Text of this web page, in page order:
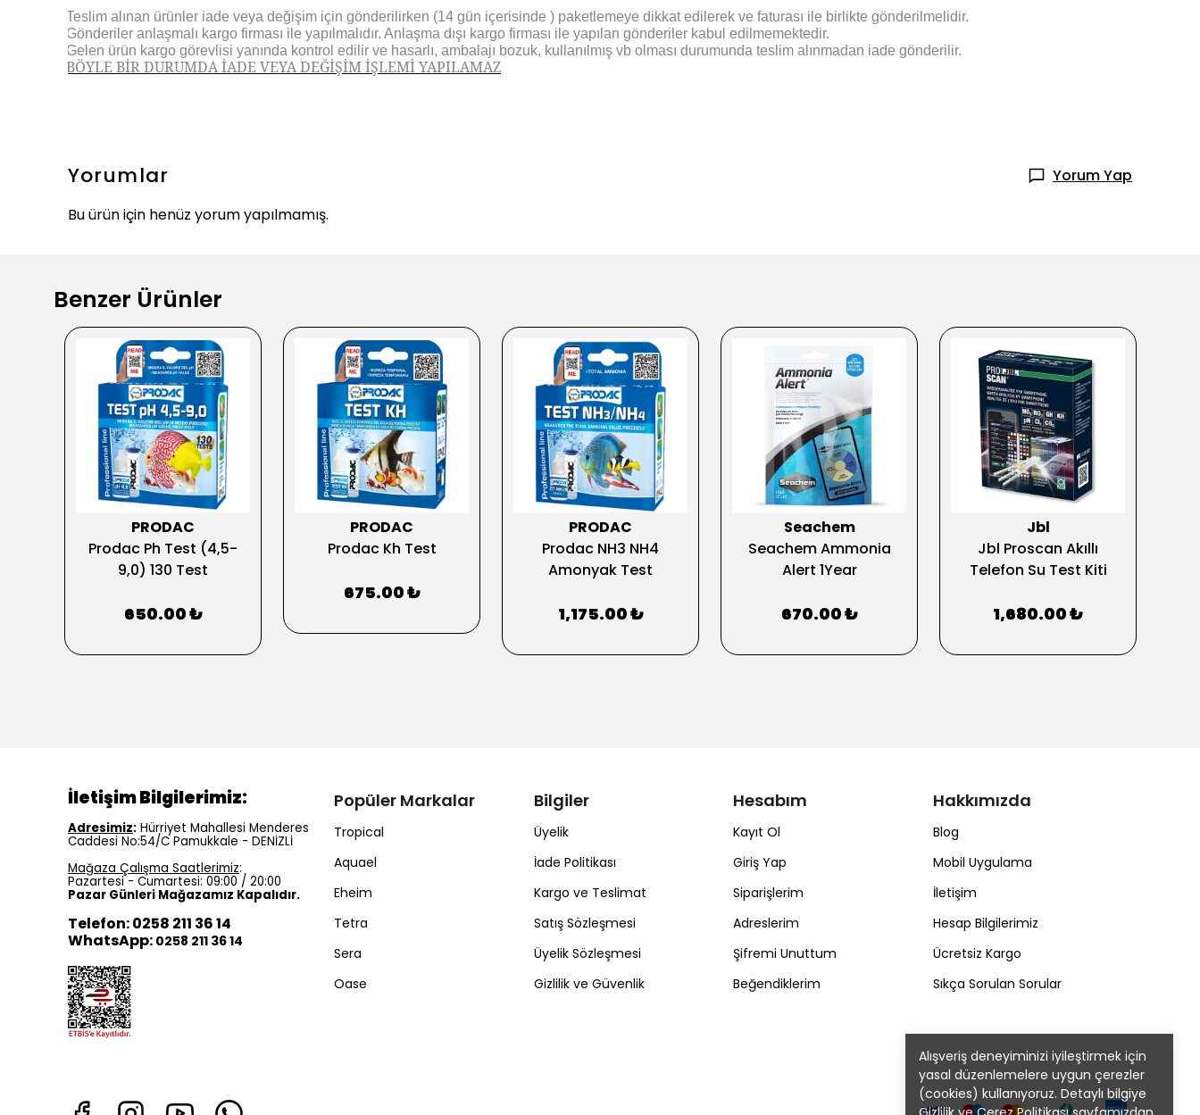
Alışveriş deneyiminizi iyileştirmek için
yasal düzenlemelere uygun çerezler
(cookies) kullanıyoruz. Detaylı bilgiye
Teslim alınan ürünler iade veya değişim için gönderilirken (14 gün içerisinde ) paketlemeye dikkat edilerek ve faturası ile birlikte gönderilmelidir.
Gönderiler anlaşmalı kargo firması ile yapılmalıdır. Anlaşma dışı kargo firması ile yapılan gönderiler kabul edilmemektedir.
Gelen ürün kargo görevlisi yanında kontrol edilir ve hasarlı, ambalajı bozuk, kullanılmış vb olması durumunda teslim alınmadan iade gönderilir.
BÖYLE BİR DURUMDA İADE VEYA DEĞİŞİM İŞLEMİ YAPILAMAZ
Yorumlar
Yorum Yap
Bu ürün için henüz yorum yapılmamış.
Benzer Ürünler
PRODAC
Prodac Ph Test (4,5-
9,0) 130 Test
650.00 ₺
PRODAC
Prodac Kh Test
675.00 ₺
PRODAC
Prodac NH3 NH4
Amonyak Test
1,175.00 ₺
Seachem
Seachem Ammonia
Alert 1Year
670.00 ₺
Jbl
Jbl Proscan Akıllı
Telefon Su Test Kiti
1,680.00 ₺
Popüler Markalar
Tropical
Aquael
Eheim
Tetra
Sera
Oase
Bilgiler
Üyelik
İade Politikası
Kargo ve Teslimat
Satış Sözleşmesi
Üyelik Sözleşmesi
Gizlilik ve Güvenlik
Hesabım
Kayıt Ol
Giriş Yap
Siparişlerim
Adreslerim
Şifremi Unuttum
Beğendiklerim
Hakkımızda
Blog
Mobil Uygulama
İletişim
Hesap Bilgilerimiz
Ücretsiz Kargo
Sıkça Sorulan Sorular
İletişim Bilgilerimiz:
Adresimiz: Hürriyet Mahallesi Menderes
Caddesi No:54/C Pamukkale - DENİZLİ
Mağaza Çalışma Saatlerimiz:
Pazartesi - Cumartesi: 09:00 / 20:00
Pazar Günleri Mağazamız Kapalıdır.
Telefon: 0258 211 36 14
WhatsApp: 0258 211 36 14